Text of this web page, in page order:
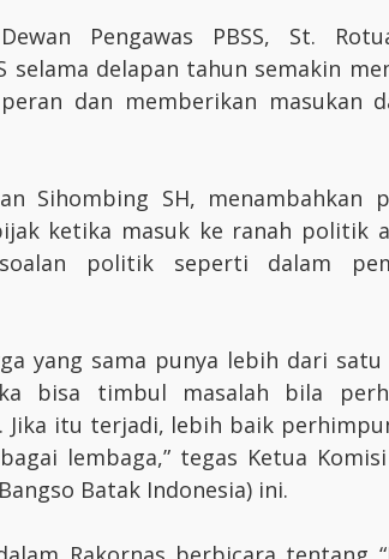
Pengawas PBSS, St.
selama delapan tahun semakin
dan memberikan masukan
Sihombing SH, menambahkan
ketika masuk ke ranah politik
politik seperti dalam
yang sama punya lebih dari
bisa timbul masalah bila
Jika itu terjadi, lebih baik
lembaga,” tegas Ketua
Batak Indonesia) ini.